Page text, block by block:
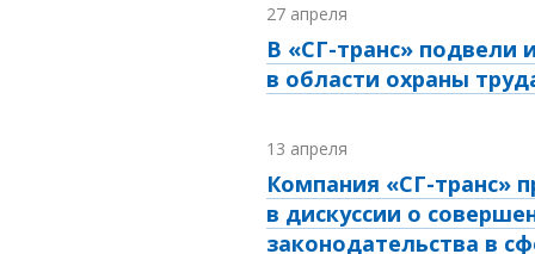
27 апреля
В «СГ-транс» подвели
в области охраны
13 апреля
Компания «СГ-транс»
в дискуссии о
законодательства в